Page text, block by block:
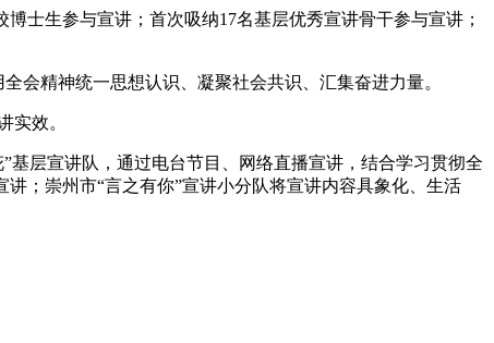
士生参与宣讲；首次吸纳17名基层优秀宣讲骨干参与宣讲；
会精神统一思想认识、凝聚社会共识、汇集奋进力量。
实效。
层宣讲队，通过电台节目、网络直播宣讲，结合学习贯彻全
；崇州市“言之有你”宣讲小分队将宣讲内容具象化、生活